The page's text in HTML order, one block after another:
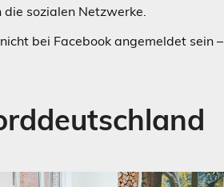
sozialen Netzwerke.
bei Facebook angemeldet sein –